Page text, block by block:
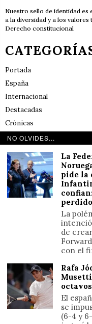
Nuestro sello de identidad es
a la diversidad y a los
Derecho constitucional
Portada
España
Internacional
Destacadas
Crónicas
Noticias de deportes en
Reflexiones
LINKS
Política de cookies (UE)
Términos y condiciones
Llámanos
+34633110958
NO OLVIDES...
La
pide la
La
de
con el
Rafa
El
se
(6-4 y